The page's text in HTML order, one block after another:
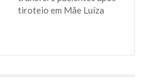
tiroteio em Mãe Luíza